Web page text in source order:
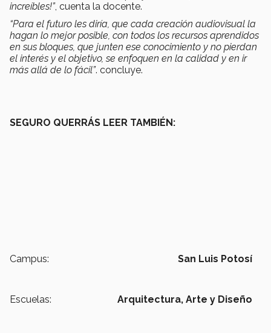
increíbles!”, cuenta la docente.
“Para el futuro les diría, que cada creación audiovisual la
hagan lo mejor posible, con todos los recursos aprendidos
en sus bloques, que junten ese conocimiento y no pierdan
el interés y el objetivo, se enfoquen en la calidad y en ir
más allá de lo fácil”. concluye.
SEGURO QUERRÁS LEER TAMBIÉN:
Campus: San Luis Potosí
Escuelas: Arquitectura, Arte y Diseño